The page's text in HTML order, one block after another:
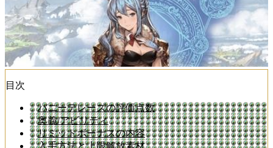
目次
バニーテレーズの評価点数
奥義/アビリティ
リミットボーナスの内容